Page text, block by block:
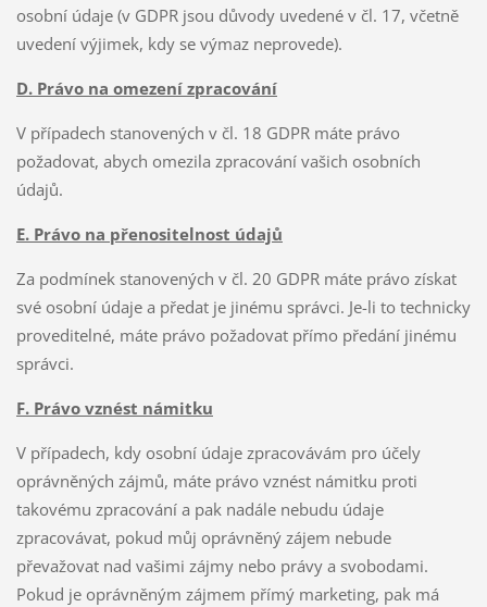
osobní údaje (v GDPR jsou důvody uvedené v čl. 17, včetně
uvedení výjimek, kdy se výmaz neprovede).
D. Právo na omezení zpracování
V případech stanovených v čl. 18 GDPR máte právo
požadovat, abych omezila zpracování vašich osobních
údajů.
E. Právo na přenositelnost údajů
Za podmínek stanovených v čl. 20 GDPR máte právo získat
své osobní údaje a předat je jinému správci. Je-li to technicky
proveditelné, máte právo požadovat přímo předání jinému
správci.
F. Právo vznést námitku
V případech, kdy osobní údaje zpracovávám pro účely
oprávněných zájmů, máte právo vznést námitku proti
takovému zpracování a pak nadále nebudu údaje
zpracovávat, pokud můj oprávněný zájem nebude
převažovat nad vašimi zájmy nebo právy a svobodami.
Pokud je oprávněným zájmem přímý marketing, pak má